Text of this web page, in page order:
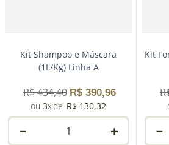
Kit Shampoo e Máscara
(1L/Kg) Linha A
R$434,40 R$ 390,96
3
R$ 130,32
＋
－
Kit
－